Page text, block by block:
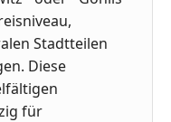
Stadtteilen
Diese
für